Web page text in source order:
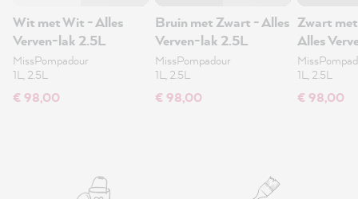
Wit met Wit - Alles
Verven-lak 2.5L
MissPompadour
1L, 2.5L
€ 98,00
Bruin met Zwart - Alles
Verven-lak 2.5L
MissPompadour
1L, 2.5L
€ 98,00
Zwart
Alles
1L, 2.5L
€ 98,00